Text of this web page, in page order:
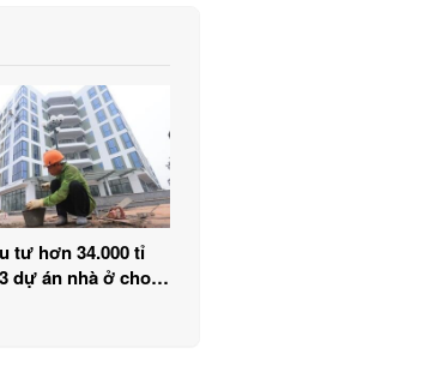
tư hơn 34.000 tỉ
dự án nhà ở cho